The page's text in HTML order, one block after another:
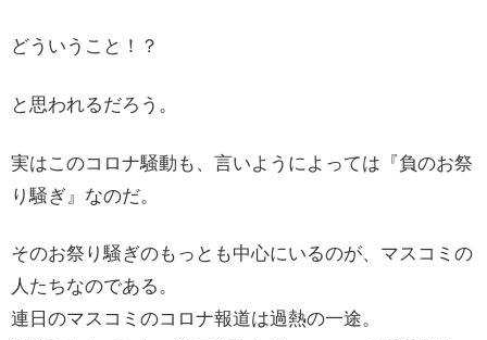
どういうこと！？
と思われるだろう。
実はこのコロナ騒動も、言いようによっては『負のお祭
り騒ぎ』なのだ。
そのお祭り騒ぎのもっとも中心にいるのが、マスコミの
人たちなのである。
連日のマスコミのコロナ報道は過熱の一途。